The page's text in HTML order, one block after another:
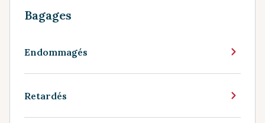
Bagages
Endommagés
Retardés